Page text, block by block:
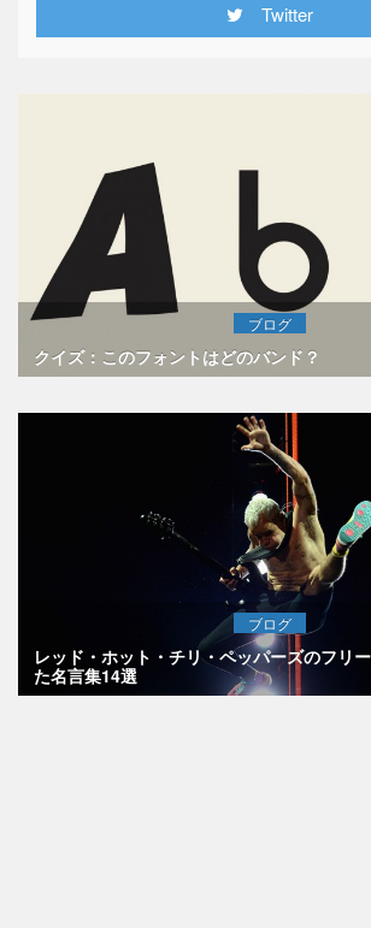
Twitter
ブログ
クイズ：このフォントはどのバンド？
ブログ
レッド・ホット・チリ・ペッパーズのフリ
た名言集14選